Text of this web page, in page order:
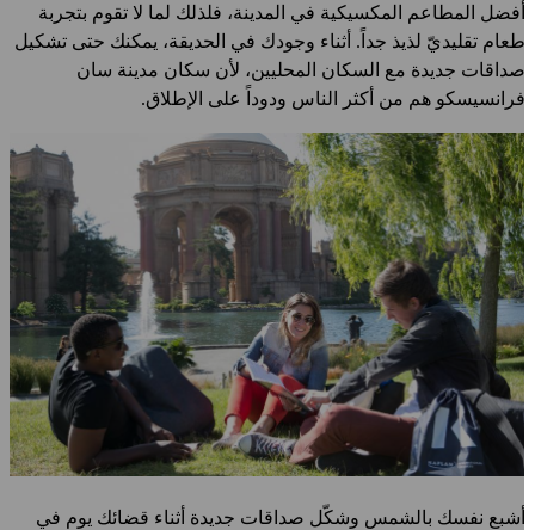
أفضل المطاعم المكسيكية في المدينة، فلذلك لما لا تقوم بتجربة
طعام تقليديّ لذيذ جداً. أثناء وجودك في الحديقة، يمكنك حتى تشكيل
صداقات جديدة مع السكان المحليين، لأن سكان مدينة سان
فرانسيسكو هم من أكثر الناس ودوداً على الإطلاق.
أشبع نفسك بالشمس وشكّل صداقات جديدة أثناء قضائك يوم في